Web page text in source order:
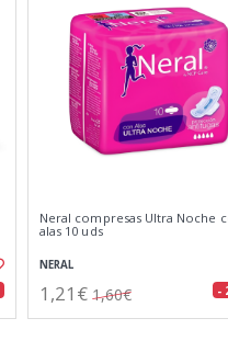
Neral compresas Ultra Noche
alas 10 uds
NERAL
1,21€ 1,60€ -